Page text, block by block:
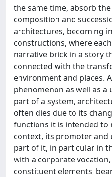
the same time, absorb
composition and
architectures, becoming
constructions, where
narrative brick in a story
connected with the
environment and places.
phenomenon as well as
part of a system,
often dies due to its
functions it is intended to
context, its promoter and
part of it, in particular in
with a corporate
constituent elements,